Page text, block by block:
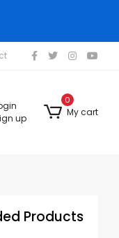
up
0
My cart
Products